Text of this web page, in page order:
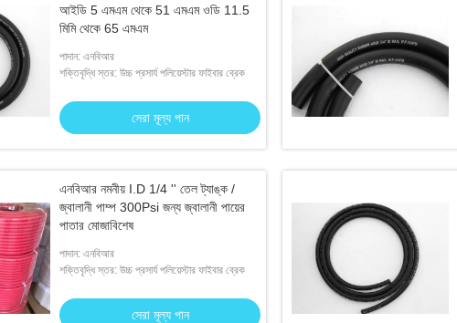
আইডি 5 এমএম থেকে 51 এমএম ওডি 11.5
মিমি থেকে 65 এমএম
পাদান: এনবিআর
শক্তিবৃদ্ধি স্তর: উচ্চ প্রসার্য পলিয়েস্টার ফাইবার ব্রেক
সেরা মূল্য পান
এনবিআর নমনীয় I.D 1/4 '' তেল ট্যাঙ্ক /
জ্বালানী পাম্প 300Psi জন্য জ্বালানী পায়ের
পাতার মোজাবিশেষ
পাদান: এনবিআর
শক্তিবৃদ্ধি স্তর: উচ্চ প্রসার্য পলিয়েস্টার ফাইবার ব্রেক
সেরা মূল্য পান